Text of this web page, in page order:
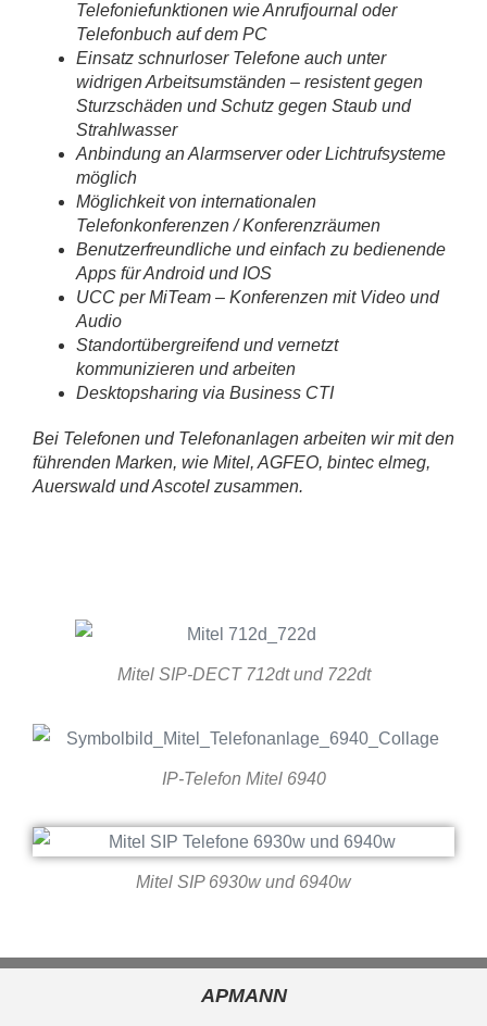
Telefoniefunktionen wie Anrufjournal oder
Telefonbuch auf dem PC
Einsatz schnurloser Telefone auch unter
widrigen Arbeitsumständen – resistent gegen
Sturzschäden und Schutz gegen Staub und
Strahlwasser
Anbindung an Alarmserver oder Lichtrufsysteme
möglich
Möglichkeit von internationalen
Telefonkonferenzen / Konferenzräumen
Benutzerfreundliche und einfach zu bedienende
Apps für Android und IOS
UCC per MiTeam – Konferenzen mit Video und
Audio
Standortübergreifend und vernetzt
kommunizieren und arbeiten
Desktopsharing via Business CTI
Bei Telefonen und Telefonanlagen arbeiten wir mit den
führenden Marken, wie Mitel, AGFEO, bintec elmeg,
Auerswald und Ascotel zusammen.
Mitel SIP-DECT 712dt und 722dt
IP-Telefon Mitel 6940
Mitel SIP 6930w und 6940w
APMANN